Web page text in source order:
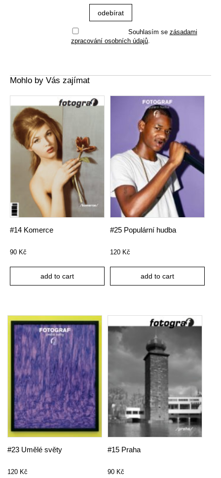
Souhlasím se zásadami
zpracování osobních údajů.
Mohlo by Vás zajímat
#14 Komerce
90 Kč
add to cart
#25 Populární hudba
120 Kč
add to cart
#23 Umělé světy
120 Kč
#15 Praha
90 Kč